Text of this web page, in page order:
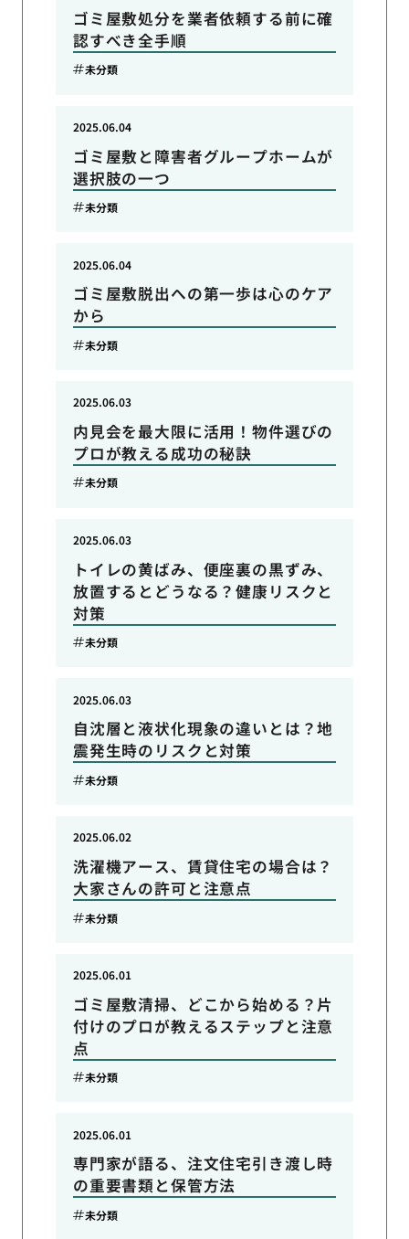
ゴミ屋敷処分を業者依頼する前に確
認すべき全手順
未分類
ゴミ屋敷と障害者グループホームが
選択肢の一つ
2025.06.04
未分類
ゴミ屋敷脱出への第一歩は心のケア
から
2025.06.04
未分類
内見会を最大限に活用！物件選びの
プロが教える成功の秘訣
2025.06.03
未分類
トイレの黄ばみ、便座裏の黒ずみ、
放置するとどうなる？健康リスクと
対策
2025.06.03
未分類
自沈層と液状化現象の違いとは？地
震発生時のリスクと対策
2025.06.03
未分類
洗濯機アース、賃貸住宅の場合は？
大家さんの許可と注意点
2025.06.02
未分類
ゴミ屋敷清掃、どこから始める？片
付けのプロが教えるステップと注意
点
2025.06.01
未分類
専門家が語る、注文住宅引き渡し時
の重要書類と保管方法
2025.06.01
未分類